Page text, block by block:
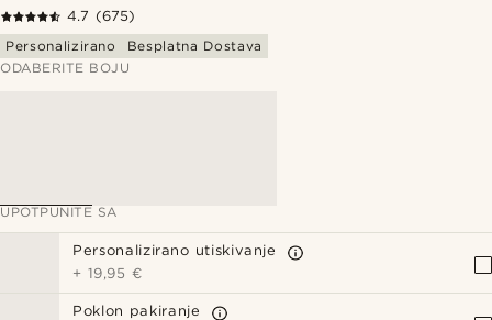
4.7 (675)
Personalizirano
Besplatna Dostava
ODABERITE BOJU
UPOTPUNITE SA
Personalizirano utiskivanje
+ 19,95 €
Poklon pakiranje